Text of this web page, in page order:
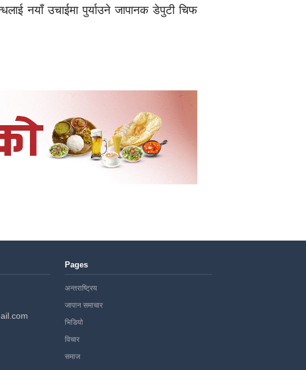
नयाँ उचाईमा पुर्याउने जापानक डेपुटी चिफ
Pages
अन्तराष्ट्रिय
जापान समाचार
भिडियो
विचार
समाज